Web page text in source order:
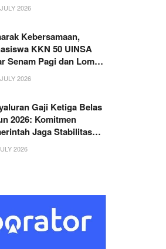
Pekarangan
Lestari
2026
Kebersamaan,
KKN 50 UINSA
Senam Pagi dan Lomba
Warga Desa
2026
Gaji Ketiga Belas
2026: Komitmen
Jaga Stabilitas
di Tengah Gejolak
Global
2026